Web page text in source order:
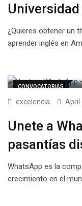
¿Quieres obtener un
aprender inglés en
CONVOCATORIAS
excelencia April
Unete a
pasantías
WhatsApp es la
crecimiento en el